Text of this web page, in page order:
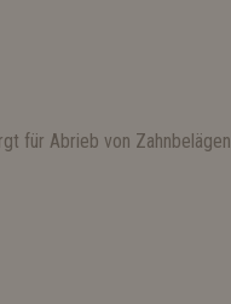
für Abrieb von Zahnbelägen